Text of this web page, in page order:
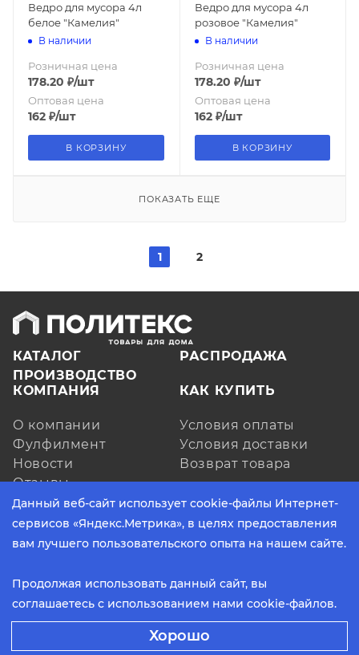
Ведро для мусора 4л
белое "Камелия"
В наличии
Розничная цена
178.20 ₽/шт
Оптовая цена
162 ₽/шт
В КОРЗИНУ
Ведро для мусора 4л
розовое "Камелия"
В наличии
Розничная цена
178.20 ₽/шт
Оптовая цена
162₽/шт
В КОРЗИНУ
ПОКАЗАТЬ ЕЩЕ
1 2
КАТАЛОГ
РАСПРОДАЖА
ПРОИЗВОДСТВО
КОМПАНИЯ
О компании
Фулфилмент
Новости
Отзывы
КАК КУПИТЬ
Условия оплаты
Условия доставки
Возврат товара
КОНТАКТЫ
ЗАКАЗАТЬ ЗВОНОК
пн - пт, с 9:00 до 17:30 (по МСК)
Политика конфиденциальности
Данный веб-сайт использует cookie-файлы Интернет-
сервисов «Яндекс.Метрика», в целях предоставления
вам лучшего пользовательского опыта на нашем сайте.
Продолжая использовать данный сайт, вы
соглашаетесь с использованием нами cookie-файлов.
Хорошо